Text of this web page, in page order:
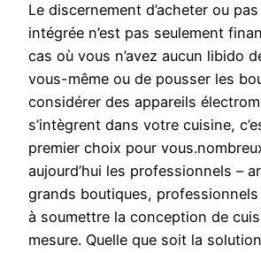
Le discernement d’acheter ou
intégrée n’est pas seulement
cas où vous n’avez aucun libido
vous-même ou de pousser les
considérer des appareils
s’intègrent dans votre cuisine,
premier choix pour
aujourd’hui les professionnels –
grands boutiques,
à soumettre la conception de
mesure. Quelle que soit la